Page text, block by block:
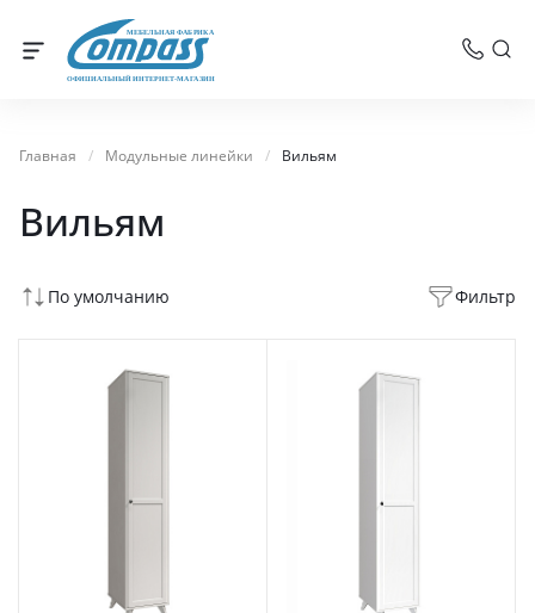
МЕБЕЛЬНАЯ ФАБРИКА
ОФИЦИАЛЬНЫЙ ИНТЕРНЕТ-МАГАЗИН
Главная / Модульные линейки / Вильям
Вильям
По умолчанию Фильтр